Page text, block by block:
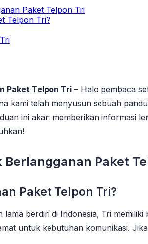
Paket Telpon Tri
Telpon Tri?
Paket Telpon Tri – Halo pembaca
kami telah menyusun sebuah
ini akan memberikan informasi
Paket
Paket Telpon Tri?
lama berdiri di Indonesia, Tri
untuk kebutuhan komunikasi.